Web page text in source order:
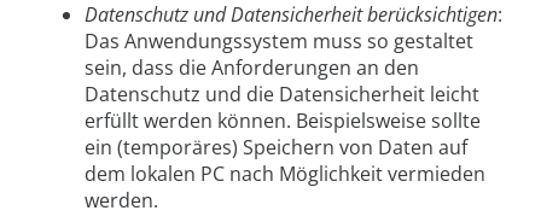
Datenschutz und Datensicherheit berücksichtigen:
Das Anwendungssystem muss so gestaltet
sein, dass die Anforderungen an den
Datenschutz und die Datensicherheit leicht
erfüllt werden können. Beispielsweise sollte
ein (temporäres) Speichern von Daten auf
dem lokalen PC nach Möglichkeit vermieden
werden.